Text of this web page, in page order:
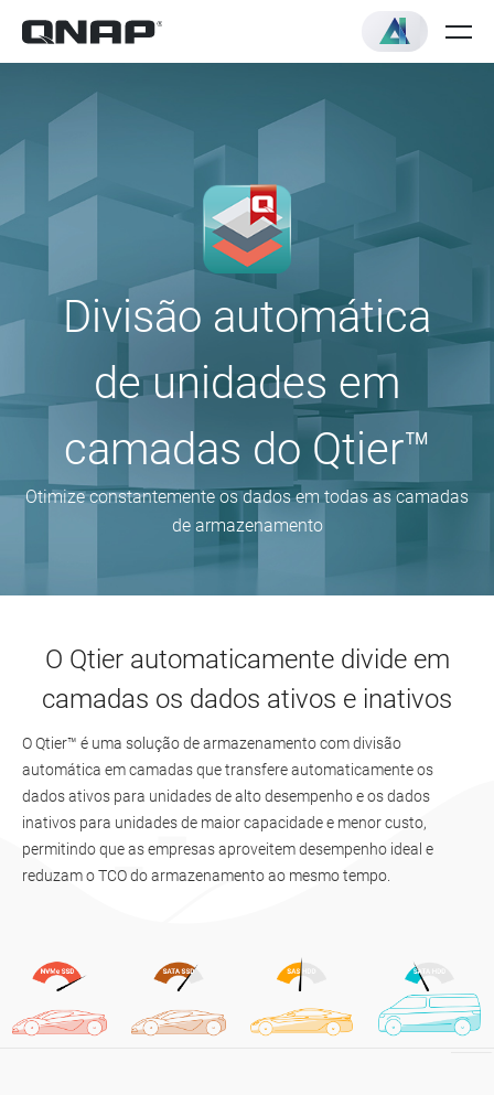
Divisão automática
de unidades em
camadas do Qtier™
Otimize constantemente os dados em todas as camadas
de armazenamento
O Qtier automaticamente divide em
camadas os dados ativos e inativos
O Qtier™ é uma solução de armazenamento com divisão
automática em camadas que transfere automaticamente os
dados ativos para unidades de alto desempenho e os dados
inativos para unidades de maior capacidade e menor custo,
permitindo que as empresas aproveitem desempenho ideal e
reduzam o TCO do armazenamento ao mesmo tempo.